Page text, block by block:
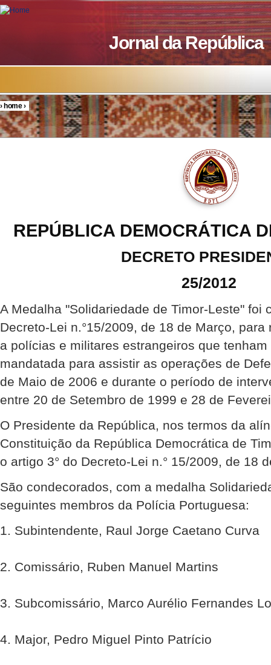
Skip to main content
Jornal da República
You are here
›home›
REPÚBLICA DEMOCRÁTICA
DECRETO
25/2012
A Medalha "Solidariedade de Timor-Leste" foi
Decreto-Lei n.°15/2009, de 18 de Março,
a polícias e militares estrangeiros que
mandatada para assistir as operações de
de Maio de 2006 e durante o período de
entre 20 de Setembro de 1999 e 28 de
O Presidente da República, nos termos da
Constituição da República Democrática de
o artigo 3° do Decreto-Lei n.° 15/2009, de 18
São condecorados, com a medalha
seguintes membros da Polícia Portuguesa:
1. Subintendente, Raul Jorge Caetano Curva
2. Comissário, Ruben Manuel Martins
3. Subcomissário, Marco Aurélio Fernandes
4. Major, Pedro Miguel Pinto Patrício